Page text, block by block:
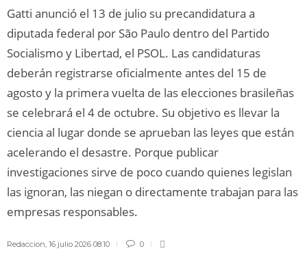
Gatti anunció el 13 de julio su precandidatura a
diputada federal por São Paulo dentro del Partido
Socialismo y Libertad, el PSOL. Las candidaturas
deberán registrarse oficialmente antes del 15 de
agosto y la primera vuelta de las elecciones brasileñas
se celebrará el 4 de octubre. Su objetivo es llevar la
ciencia al lugar donde se aprueban las leyes que están
acelerando el desastre. Porque publicar
investigaciones sirve de poco cuando quienes legislan
las ignoran, las niegan o directamente trabajan para las
empresas responsables.
Redaccion, 16 julio 2026 08:10 0